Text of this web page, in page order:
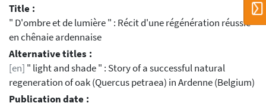
Title :
" D'ombre et de lumière " : Récit d'une régénération réussie
en chênaie ardennaise
Alternative titles :
[en] " light and shade " : Story of a successful natural
regeneration of oak (Quercus petraea) in Ardenne (Belgium)
Publication date :